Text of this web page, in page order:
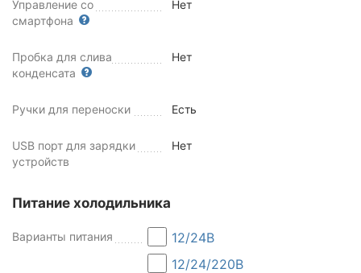
Управление со
смартфона
Нет
Пробка для слива
конденсата
Нет
Ручки для переноски Есть
USB порт для зарядки
устройств
Нет
Питание холодильника
Варианты питания
12/24В
12/24/220В